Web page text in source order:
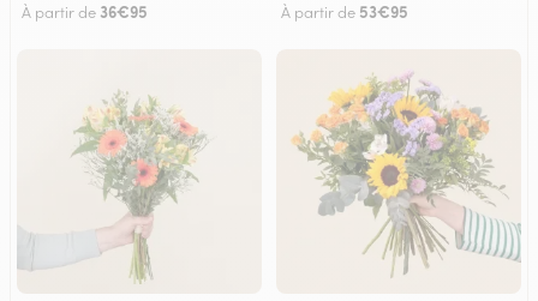
À partir de 36€95 À partir de 53€95